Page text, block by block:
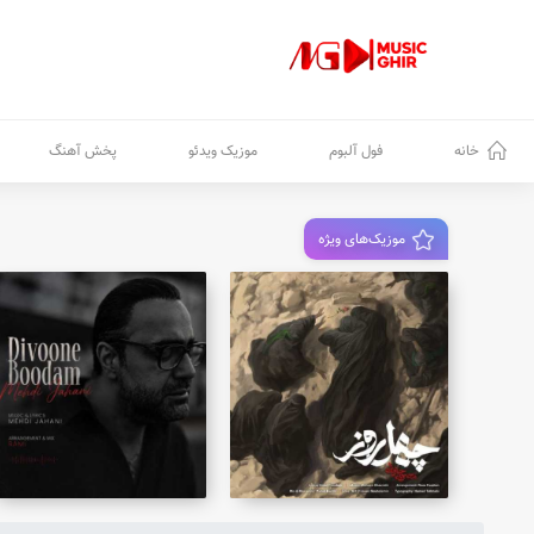
خانه فول آلبوم موزیک ویدئو پخش آهنگ
موزیک‌های ویژه